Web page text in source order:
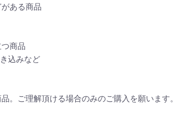
ある商品
商品
込みなど
。ご理解頂ける場合のみのご購入を願います。